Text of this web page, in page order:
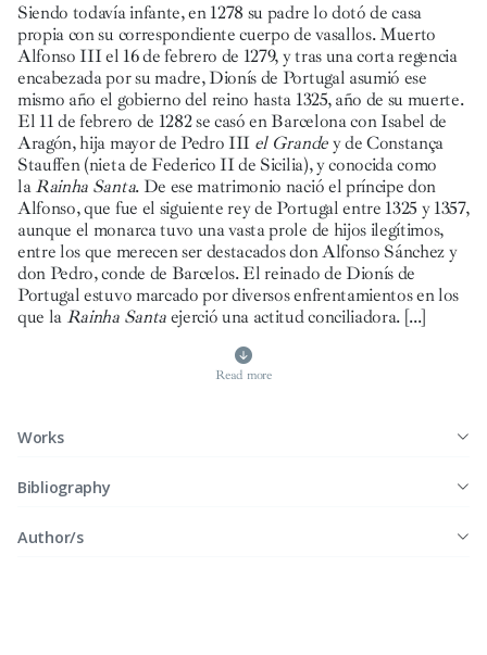
Siendo todavía infante, en 1278 su padre lo dotó de casa
propia con su correspondiente cuerpo de vasallos. Muerto
Alfonso III el 16 de febrero de 1279, y tras una corta regencia
encabezada por su madre, Dionís de Portugal asumió ese
mismo año el gobierno del reino hasta 1325, año de su muerte.
El 11 de febrero de 1282 se casó en Barcelona con Isabel de
Aragón, hija mayor de Pedro III el Grandey de Constança
Stauffen (nieta de Federico II de Sicilia), y conocida como
laRainha Santa. De ese matrimonio nació el príncipe don
Alfonso, que fue el siguiente rey de Portugal entre 1325 y 1357,
aunque el monarca tuvo una vasta prole de hijos ilegítimos,
entre los que merecen ser destacados don Alfonso Sánchez y
don Pedro, conde de Barcelos. El reinado de Dionís de
Portugal estuvo marcado por diversos enfrentamientos en los
que la Rainha Santaejerció una actitud conciliadora. [...]
Read more
Works
Bibliography
Author/s